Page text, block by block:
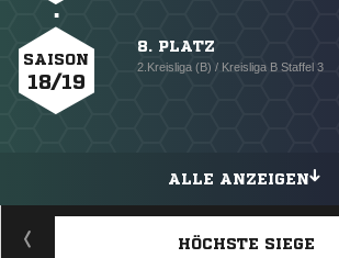
SAISON
18/19
8. PLATZ
2.Kreisliga (B) / Kreisliga B Staffel 3
ALLE ANZEIGEN
HÖCHSTE SIEGE